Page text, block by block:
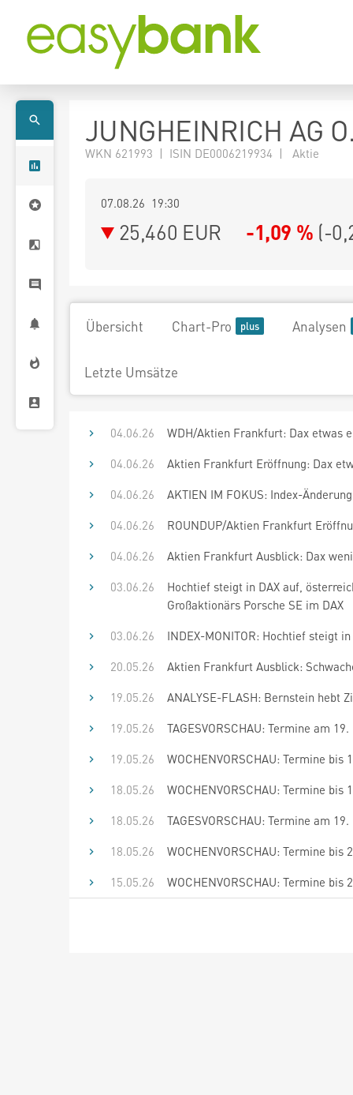
JUNGHEINRICH AG
WKN 621993 | ISIN DE0006219934 | Aktie
07.08.26 19:30
25,460 EUR -1,09 % (-
Übersicht Chart-Pro Analysen
Letzte Umsätze
04.06.26
WDH/Aktien Frankfurt: Dax etwas
04.06.26
Aktien Frankfurt Eröffnung: Dax
04.06.26
AKTIEN IM FOKUS: Index-
04.06.26
ROUNDUP/Aktien Frankfurt
04.06.26
Aktien Frankfurt Ausblick: Dax
03.06.26
Hochtief steigt in DAX auf,
Großaktionärs Porsche SE im DAX
03.06.26
INDEX-MONITOR: Hochtief steigt
20.05.26
Aktien Frankfurt Ausblick:
19.05.26
ANALYSE-FLASH: Bernstein hebt
19.05.26
TAGESVORSCHAU: Termine am
19.05.26
WOCHENVORSCHAU: Termine bis
18.05.26
WOCHENVORSCHAU: Termine bis
18.05.26
TAGESVORSCHAU: Termine am
18.05.26
WOCHENVORSCHAU: Termine bis
15.05.26
WOCHENVORSCHAU: Termine bis